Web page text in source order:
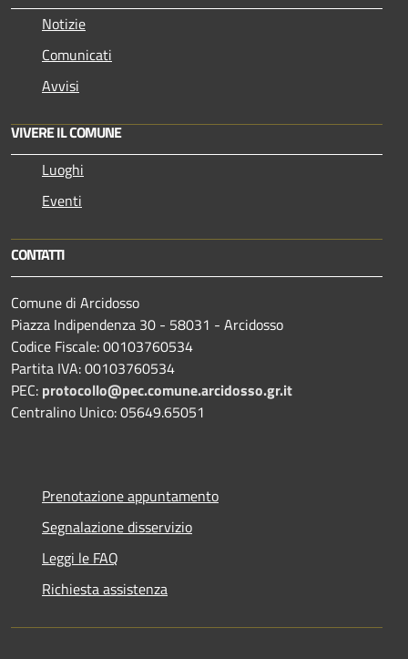
Notizie
Comunicati
Avvisi
VIVERE IL COMUNE
Luoghi
Eventi
CONTATTI
Comune di Arcidosso
Piazza Indipendenza 30 - 58031 - Arcidosso
Codice Fiscale: 00103760534
Partita IVA: 00103760534
PEC: protocollo@pec.comune.arcidosso.gr.it
Centralino Unico: 05649.65051
Prenotazione appuntamento
Segnalazione disservizio
Leggi le FAQ
Richiesta assistenza